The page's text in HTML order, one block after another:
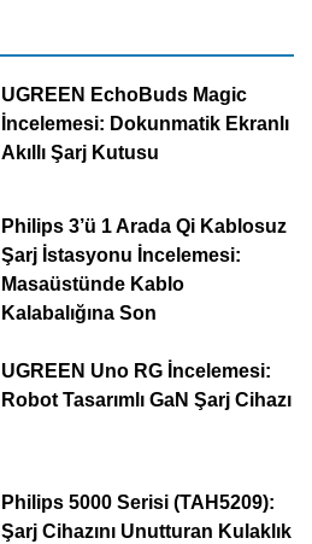
UGREEN EchoBuds Magic
İncelemesi: Dokunmatik Ekranlı
Akıllı Şarj Kutusu
Philips 3’ü 1 Arada Qi Kablosuz
Şarj İstasyonu İncelemesi:
Masaüstünde Kablo
Kalabalığına Son
UGREEN Uno RG İncelemesi:
Robot Tasarımlı GaN Şarj Cihazı
Philips 5000 Serisi (TAH5209):
Şarj Cihazını Unutturan Kulaklık